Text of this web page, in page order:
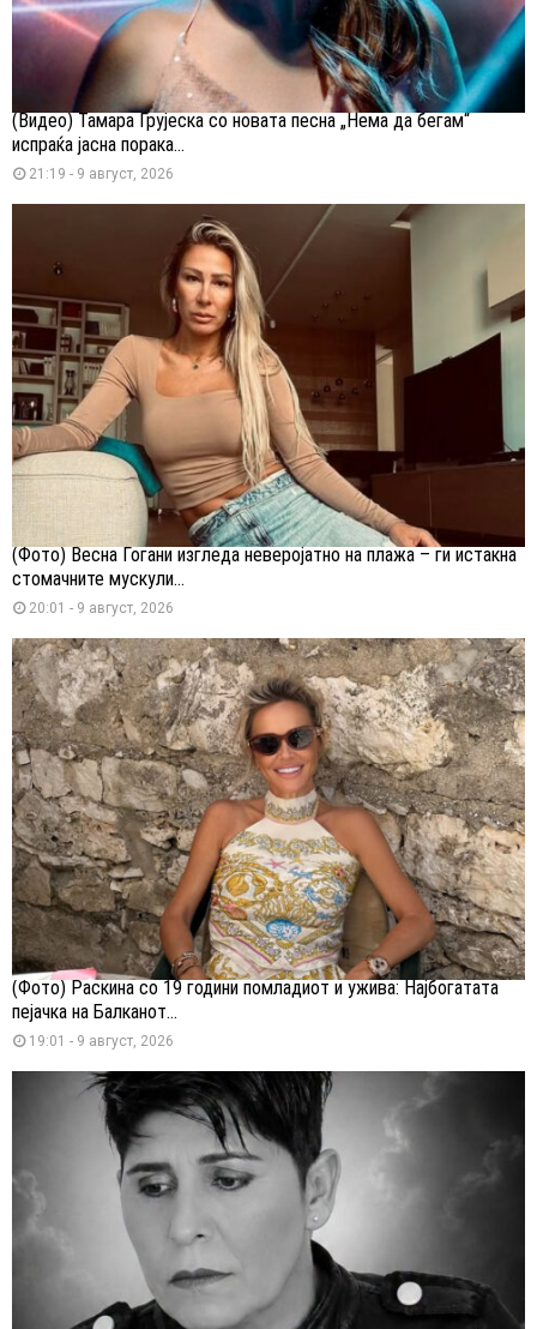
(Видео) Тамара Грујеска со новата песна „Нема да бегам“
испраќа јасна порака...
21:19 - 9 август, 2026
(Фото) Весна Ѓогани изгледа неверојатно на плажа – ги истакна
стомачните мускули...
20:01 - 9 август, 2026
(Фото) Раскина со 19 години помладиот и ужива: Најбогатата
пејачка на Балканот...
19:01 - 9 август, 2026